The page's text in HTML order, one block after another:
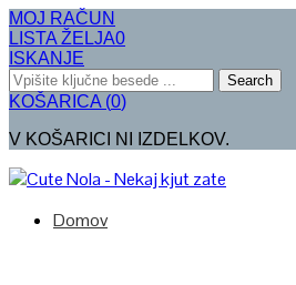
MOJ RAČUN
LISTA ŽELJA0
ISKANJE
Search
KOŠARICA (0)
V KOŠARICI NI IZDELKOV.
Domov